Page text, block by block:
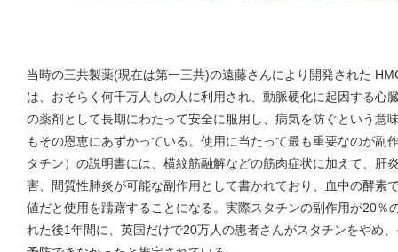
当時の三共製薬(現在は第一三共)の遠藤さんにより開発された
は、おそらく何千万人もの人に利用され、動脈硬化に起因する心
の薬剤として長期にわたって安全に服用し、病気を防ぐという意
もその恩恵にあずかっている。使用に当たって最も重要なのが副
タチン）の説明書には、横紋筋融解などの筋肉症状に加えて、肝
害、間質性肺炎が可能な副作用として書かれており、血中の酵素
値だと使用を躊躇することになる。実際スタチンの副作用が20％
れた後1年間に、英国だけで20万人の患者さんがスタチンをやめ